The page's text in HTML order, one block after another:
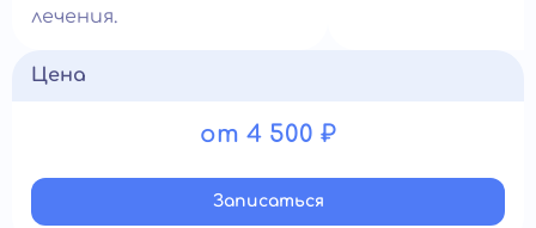
лечения.
Цена
от 4 500 ₽
Записатьcя